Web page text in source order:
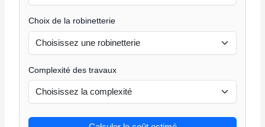
Choix de la robinetterie
Complexité des travaux